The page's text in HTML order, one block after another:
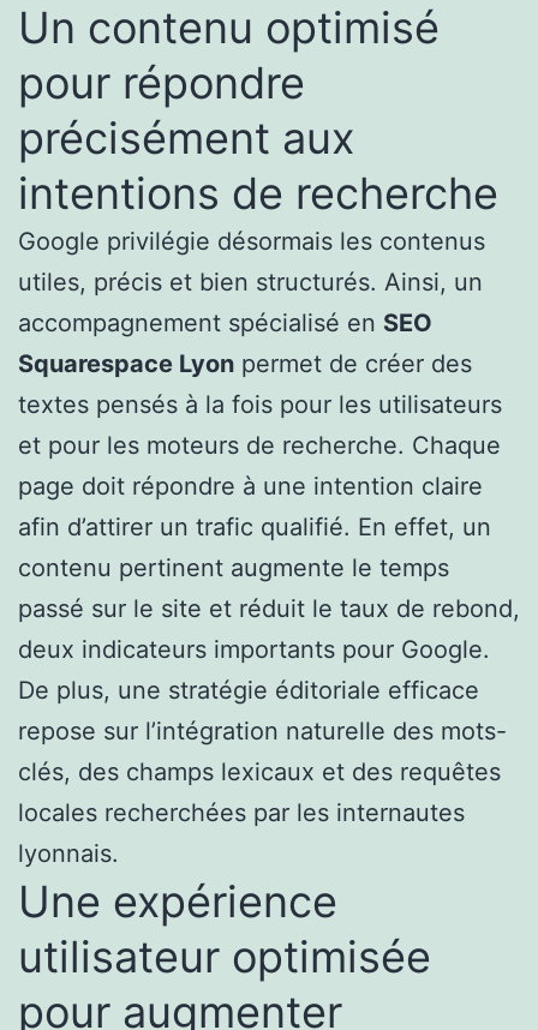
Un contenu optimisé
pour répondre
précisément aux
intentions de recherche
Google privilégie désormais les contenus
utiles, précis et bien structurés. Ainsi, un
accompagnement spécialisé en SEO
Squarespace Lyon permet de créer des
textes pensés à la fois pour les utilisateurs
et pour les moteurs de recherche. Chaque
page doit répondre à une intention claire
afin d’attirer un trafic qualifié. En effet, un
contenu pertinent augmente le temps
passé sur le site et réduit le taux de rebond,
deux indicateurs importants pour Google.
De plus, une stratégie éditoriale efficace
repose sur l’intégration naturelle des mots-
clés, des champs lexicaux et des requêtes
locales recherchées par les internautes
lyonnais.
Une expérience
utilisateur optimisée
pour augmenter